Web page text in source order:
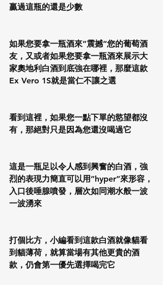
贏過這瓶的還是少數
如果您要拿一瓶酒來”震撼”您的葡萄酒
友，又或者如果您要拿一瓶酒來展示大
家奧地利白酒到底強在哪裡，那麼這款
Ex Vero 1S就是當仁不讓之選
看到這裡，如果您一點下單的慾望都沒
有，那絕對只是因為您還沒喝過它
這是一瓶足以令人感到興奮的白酒，強
烈的表現力簡直可以用”hyper”來形容，
入口後唾腺噴發，層次如同潮水般一波
一波湧來
打個比方，小編看到這款白酒就像貓看
到貓薄荷，就算當場有其他更貴的酒
款，仍會第一優先選擇喝完它